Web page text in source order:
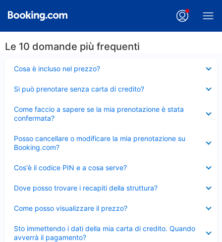
Le 10 domande più frequenti
Cosa è incluso nel prezzo?
chiuso
Si può prenotare senza carta di credito?
chiuso
Come faccio a sapere se la mia prenotazione è stata
confermata?
chiuso
Posso cancellare o modificare la mia prenotazione su
Booking.com?
chiuso
Cos'è il codice PIN e a cosa serve?
chiuso
Dove posso trovare i recapiti della struttura?
chiuso
Come posso visualizzare il prezzo?
chiuso
Sto immettendo i dati della mia carta di credito. Quando
avverrà il pagamento?
chiuso